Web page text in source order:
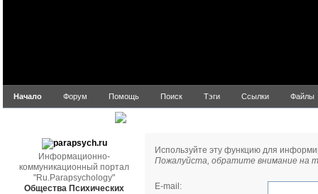
Начало Форум Помощь Поиск Тэги Ссылки Файлы
Информационно-
коммуникационный портал
"Ru.Parapsychology"
Общества Психических
Используйте эту функцию для
Пожалуйста, обратите внимание на
E-mail :